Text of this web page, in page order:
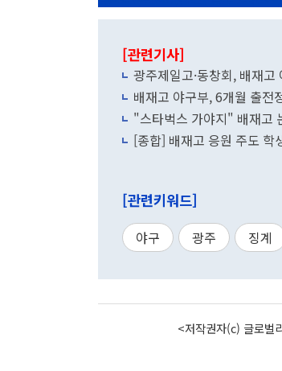
[관련기사]
광주제일고·동창회, 배재
배재고 야구부, 6개월 출
"스타벅스 가야지" 배재고
[종합] 배재고 응원 주도
[관련키워드]
야구 광주 징계
<저작권자(c) 글로벌